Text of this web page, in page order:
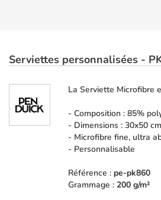
Serviettes personnalisées -
La Serviette Microfibre
- Composition : 85%
- Dimensions : 30x50 cm
- Microfibre fine, ultra
- Personnalisable
Référence : pe-pk860
Grammage : 200 g/m²